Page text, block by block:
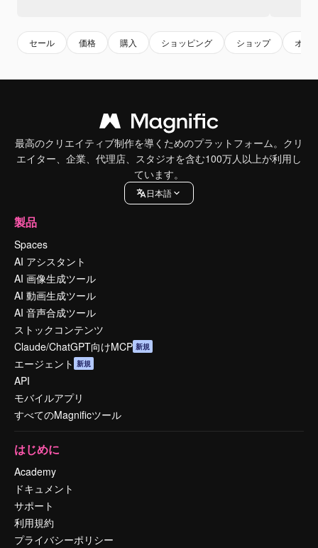
セール 価格 購入 ショッピング ショップ オン
最高のクリエイティブ制作を導くためのプラットフォーム。クリ
エイター、企業、代理店、スタジオを含む100万人以上が利用し
ています。
日本語
製品
Spaces
AI アシスタント
AI 画像生成ツール
AI 動画生成ツール
AI 音声合成ツール
ストックコンテンツ
Claude/ChatGPT向けMCP 新規
エージェント 新規
API
モバイルアプリ
すべてのMagnificツール
はじめに
Academy
ドキュメント
サポート
利用規約
プライバシーポリシー